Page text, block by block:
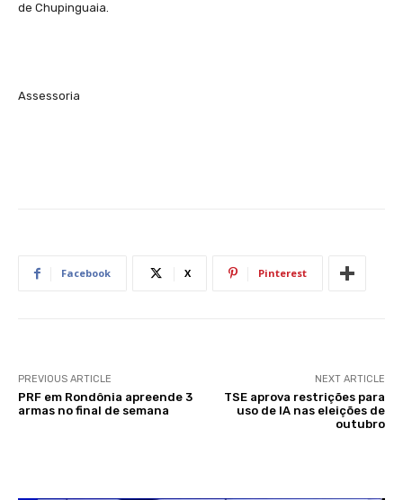
de Chupinguaia.
Assessoria
Facebook X Pinterest
PREVIOUS ARTICLE
PRF em Rondônia apreende 3
armas no final de semana
NEXT ARTICLE
TSE aprova restrições para
uso de IA nas eleições de
outubro